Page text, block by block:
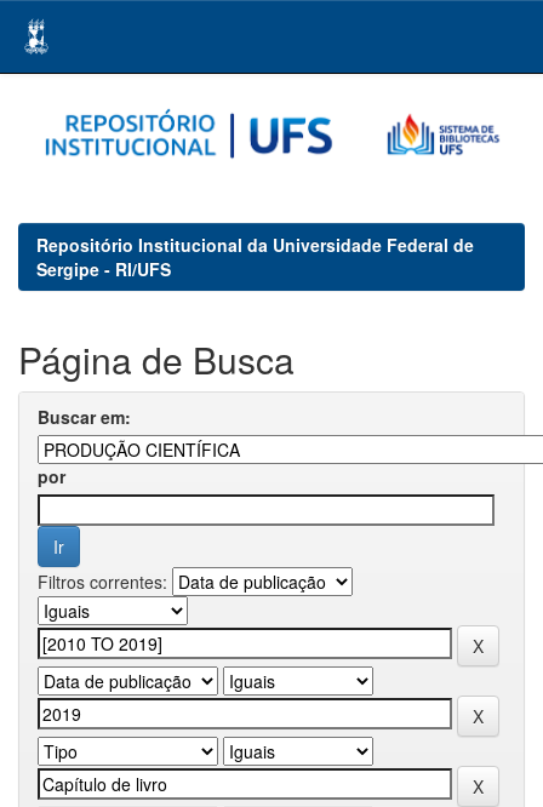
navigation
Repositório Institucional da Universidade Federal de
Sergipe - RI/UFS
Página de Busca
Buscar em:
por
Filtros correntes: